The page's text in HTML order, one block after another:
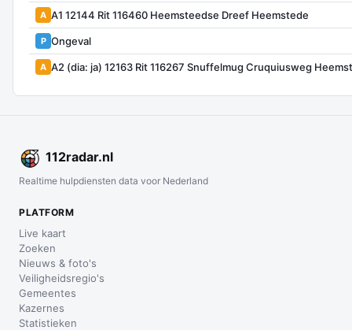
A A1 12144 Rit 116460 Heemsteedse Dreef Heemstede
P Ongeval
A A2 (dia: ja) 12163 Rit 116267 Snuffelmug Cruquiusweg
112radar.nl
Realtime hulpdiensten data voor Nederland
PLATFORM
Live kaart
Zoeken
Nieuws & foto's
Veiligheidsregio's
Gemeentes
Kazernes
Statistieken